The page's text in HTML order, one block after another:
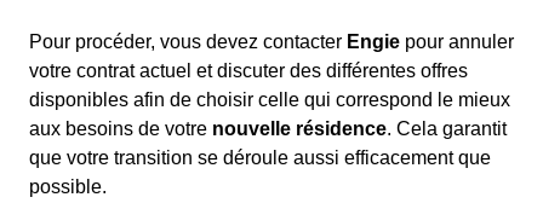
Pour procéder, vous devez contacter Engie pour annuler
votre contrat actuel et discuter des différentes offres
disponibles afin de choisir celle qui correspond le mieux
aux besoins de votre nouvelle résidence. Cela garantit
que votre transition se déroule aussi efficacement que
possible.